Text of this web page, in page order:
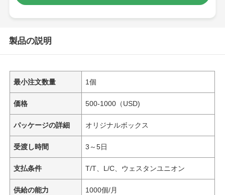
製品の説明
最小注文数量 1個
価格 500-1000（USD)
パッケージの詳細 オリジナルボックス
受渡し時間 3～5日
支払条件 T/T、L/C、ウェスタンユニオン
供給の能力 1000個/月